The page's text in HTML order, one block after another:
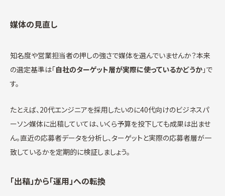
媒体の見直し
知名度や営業担当者の押しの強さで媒体を選んでいませんか？本来
の選定基準は「自社のターゲット層が実際に使っているかどうか 」で
す。
たとえば、20代エンジニアを採用したいのに40代向けのビジネスパ
ーソン媒体に出稿していては、いくら予算を投下しても成果は出ませ
ん。直近の応募者データを分析し、ターゲットと実際の応募者層が一
致しているかを定期的に検証しましょう。
「出稿」から「運用」への転換